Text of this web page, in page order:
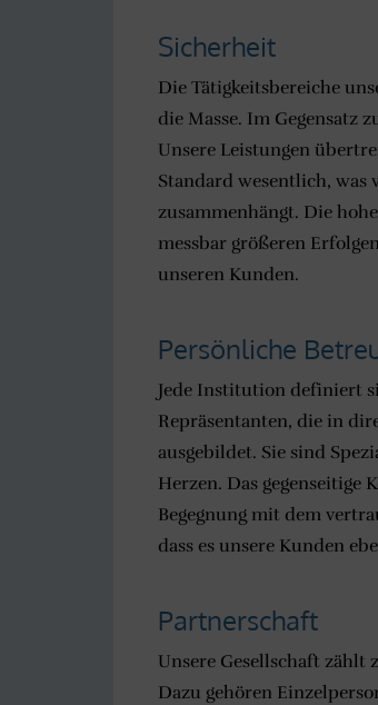
Sicherheit
Die Tätigkeitsbereiche
die Masse. Im Gegensatz
Unsere Leistungen
Standard wesentlich, was
zusammenhängt. Die
messbar größeren
unseren Kunden.
Persönliche
Jede Institution definiert
Repräsentanten, die in
ausgebildet. Sie sind
Herzen. Das gegenseitige
Begegnung mit dem
dass es unsere Kunden
Partnerschaft
Unsere Gesellschaft
Dazu gehören